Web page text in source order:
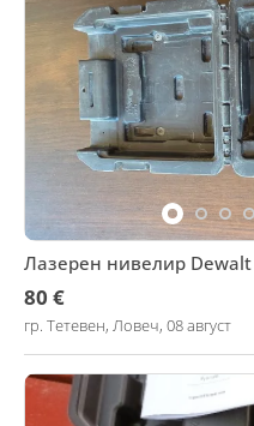
Лазерен нивелир Dewalt
80 €
гр. Тетевен, Ловеч, 08 август